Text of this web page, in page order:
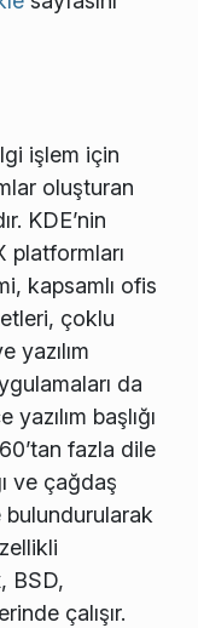
işlem için
oluşturan
KDE’nin
platformları
kapsamlı ofis
çoklu
yazılım
da
başlığı
fazla dile
ve çağdaş
BSD,
çalışır.